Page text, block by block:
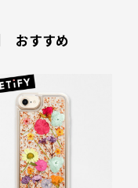
おすすめ